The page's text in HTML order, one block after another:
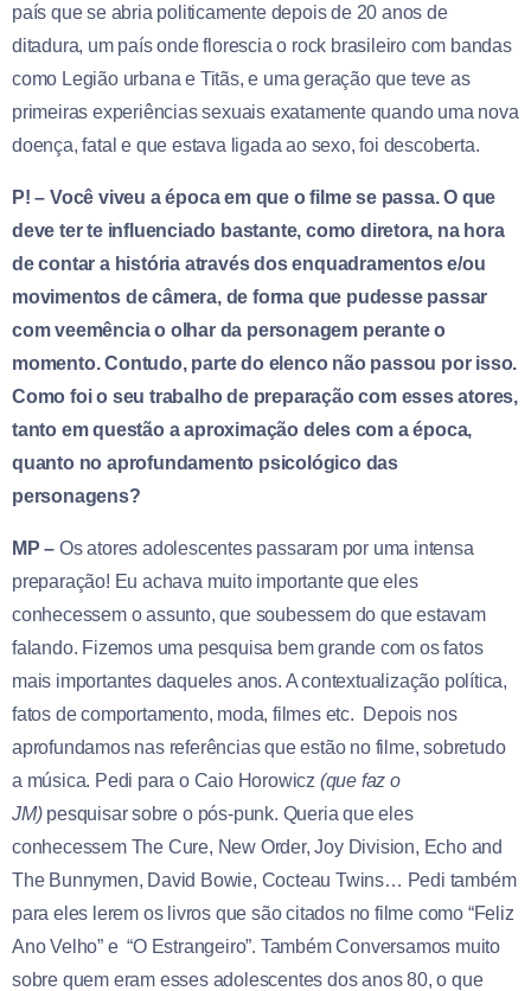
país que se abria politicamente depois de 20 anos de
ditadura, um país onde florescia o rock brasileiro com bandas
como Legião urbana e Titãs, e uma geração que teve as
primeiras experiências sexuais exatamente quando uma nova
doença, fatal e que estava ligada ao sexo, foi descoberta.
P! – Você viveu a época em que o filme se passa. O que
deve ter te influenciado bastante, como diretora, na hora
de contar a história através dos enquadramentos e/ou
movimentos de câmera, de forma que pudesse passar
com veemência o olhar da personagem perante o
momento. Contudo, parte do elenco não passou por isso.
Como foi o seu trabalho de preparação com esses atores,
tanto em questão a aproximação deles com a época,
quanto no aprofundamento psicológico das
personagens?
MP – Os atores adolescentes passaram por uma intensa
preparação! Eu achava muito importante que eles
conhecessem o assunto, que soubessem do que estavam
falando. Fizemos uma pesquisa bem grande com os fatos
mais importantes daqueles anos. A contextualização política,
fatos de comportamento, moda, filmes etc. Depois nos
aprofundamos nas referências que estão no filme, sobretudo
a música. Pedi para o Caio Horowicz (que faz o
JM)pesquisar sobre o pós-punk. Queria que eles
conhecessem The Cure, New Order, Joy Division, Echo and
The Bunnymen, David Bowie, Cocteau Twins… Pedi também
para eles lerem os livros que são citados no filme como “Feliz
Ano Velho” e “O Estrangeiro”. Também Conversamos muito
sobre quem eram esses adolescentes dos anos 80, o que